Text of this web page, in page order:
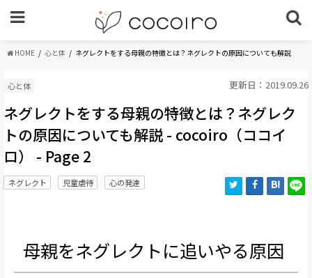
HOME 心と体 ネグレクトをする母親の特徴とは？ネグレクトの原因についても解説
心と体 更新日：2019.09.26
ネグレクトをする母親の特徴とは？ネグレク
トの原因についても解説 - cocoiro（ココイ
ロ） - Page 2
ネグレクト 児童虐待 心の発達
母親をネグレクトに追いやる原因